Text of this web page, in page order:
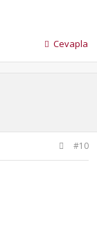
Cevapla
#10